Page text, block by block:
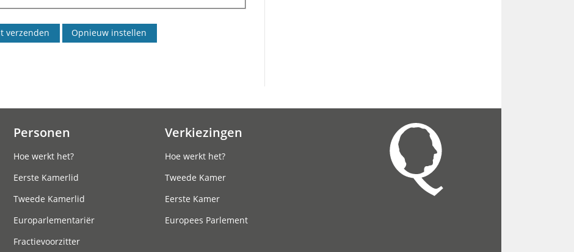
Personen
Hoe werkt het?
Eerste Kamerlid
Tweede Kamerlid
Europarlementariër
Fractievoorzitter
Verkiezingen
Hoe werkt het?
Tweede Kamer
Eerste Kamer
Europees Parlement